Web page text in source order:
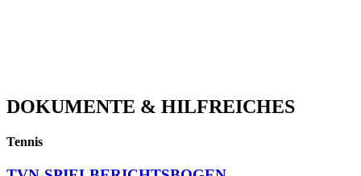
DOKUMENTE & HILFREICHES
Tennis